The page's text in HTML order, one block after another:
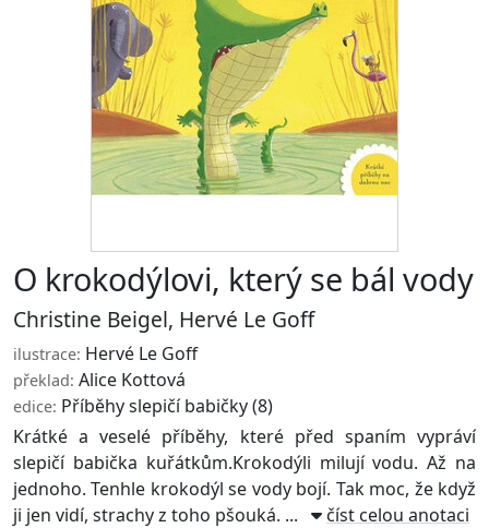
O krokodýlovi, který se bál vody
Christine Beigel, Hervé Le Goff
ilustrace: Hervé Le Goff
překlad: Alice Kottová
edice: Příběhy slepičí babičky(8)
Krátké a veselé příběhy, které před spaním vypráví
slepičí babička kuřátkům.Krokodýli milují vodu. Až na
jednoho. Tenhle krokodýl se vody bojí. Tak moc, že když
ji jen vidí, strachy z toho pšouká. ...
číst celou anotaci